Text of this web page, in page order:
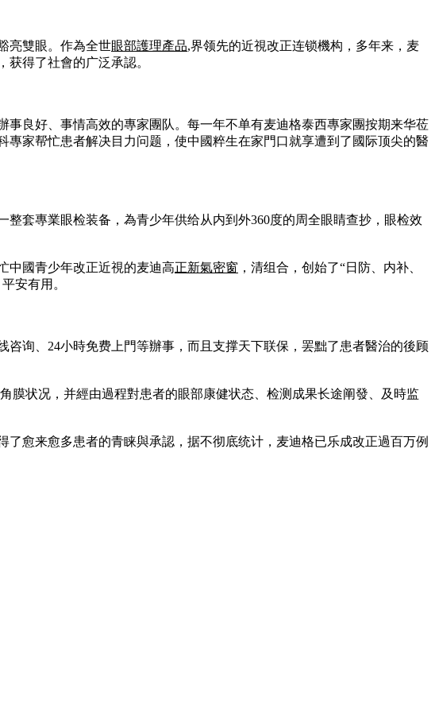
亮雙眼。作為全世眼部護理產品,界领先的近視改正连锁機构，多年来，麦
得了社會的广泛承認。
良好、事情高效的專家團队。每一年不单有麦迪格泰西專家團按期来华莅
家帮忙患者解决目力问题，使中國粹生在家門口就享遭到了國际顶尖的醫
套專業眼检装备，為青少年供给从内到外360度的周全眼睛查抄，眼检效
中國青少年改正近視的麦迪高正新氣密窗 ，清组合，创始了“日防、内补、
安有用。
询、24小時免费上門等辦事，而且支撑天下联保，罢黜了患者醫治的後顾
膜状况，并經由過程對患者的眼部康健状态、检测成果长途阐發、及時监
愈来愈多患者的青睐與承認，据不彻底统计，麦迪格已乐成改正過百万例